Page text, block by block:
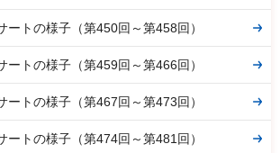
ートの様子（第450回～第458回）
ートの様子（第459回～第466回）
ートの様子（第467回～第473回）
ートの様子（第474回～第481回）